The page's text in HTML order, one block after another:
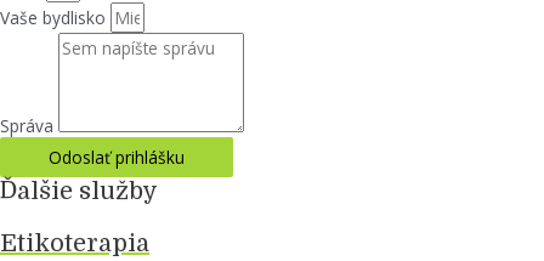
Vaše bydlisko
Správa
Odoslať prihlášku
Ďalšie služby
Etikoterapia